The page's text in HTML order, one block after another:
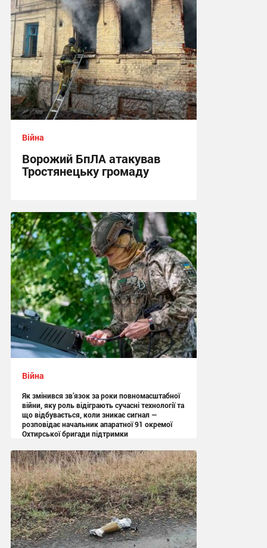
Війна
Ворожий БпЛА атакував
Тростянецьку громаду
11:26 сьогодні
Війна
Як змінився зв’язок за роки повномасштабної
війни, яку роль відіграють сучасні технології та
що відбувається, коли зникає сигнал —
розповідає начальник апаратної 91 окремої
Охтирської бригади підтримки
13:05 вчора